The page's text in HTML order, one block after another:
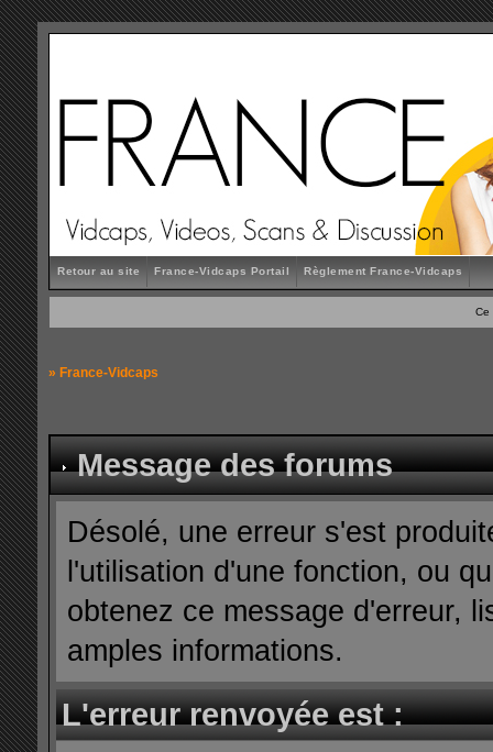
Retour au site France-Vidcaps Portail Règlement France-Vidcaps
Ce
» France-Vidcaps
Message des forums
Désolé, une erreur s'est
l'utilisation d'une fonction, ou
obtenez ce message d'erreur,
amples informations.
L'erreur renvoyée est :